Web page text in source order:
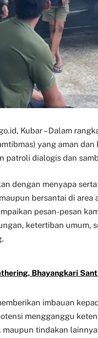
Kubar – Dalam
yang aman
patroli dialogis dan
dengan menyapa
bersantai di
pesan-pesan
ketertiban umum,
Bhayangkari
imbauan
mengganggu
maupun tindakan